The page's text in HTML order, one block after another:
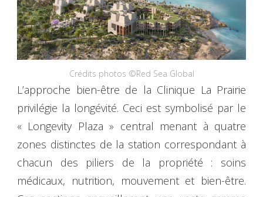
Crédits photos ©Red Sea Global
L’approche bien-être de la Clinique La Prairie
privilégie la longévité. Ceci est symbolisé par le
« Longevity Plaza » central menant à quatre
zones distinctes de la station correspondant à
chacun des piliers de la propriété : soins
médicaux, nutrition, mouvement et bien-être.